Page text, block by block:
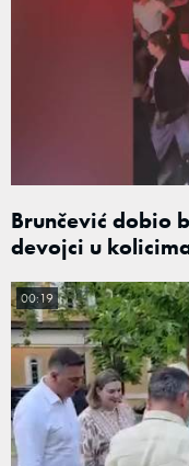
Brunčević dobio
devojci u
00:19